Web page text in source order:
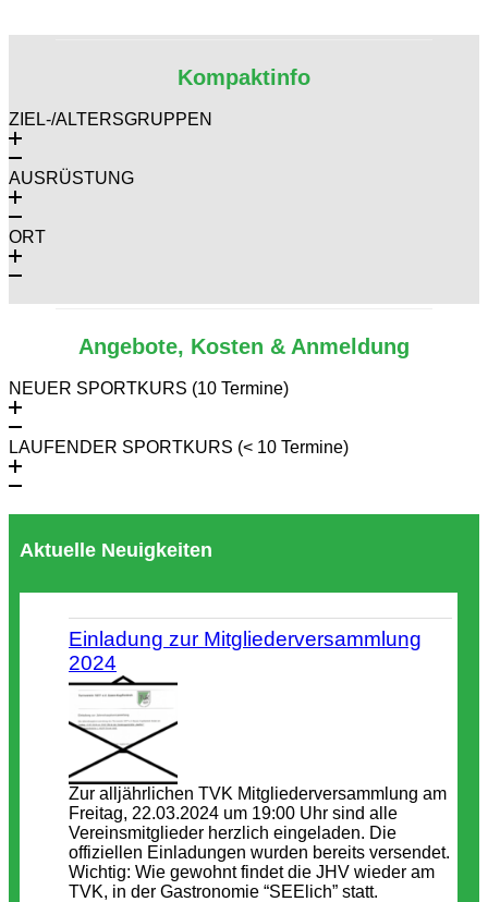
Kompaktinfo
ZIEL-/ALTERSGRUPPEN
AUSRÜSTUNG
ORT
Angebote, Kosten & Anmeldung
NEUER SPORTKURS (10 Termine)
LAUFENDER SPORTKURS (< 10 Termine)
Aktuelle Neuigkeiten
Einladung zur Mitgliederversammlung
2024
Zur alljährlichen TVK Mitgliederversammlung am
Freitag, 22.03.2024 um 19:00 Uhr sind alle
Vereinsmitglieder herzlich eingeladen. Die
offiziellen Einladungen wurden bereits versendet.
Wichtig: Wie gewohnt findet die JHV wieder am
TVK, in der Gastronomie “SEElich” statt.